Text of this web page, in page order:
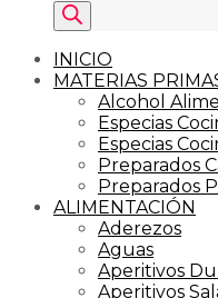
INICIO
MATERIAS
Alcohol
Especias
Especias
Preparados
Preparados
ALIMENTACIÓN
Aderezos
Aguas
Aperitivos
Aperitivos